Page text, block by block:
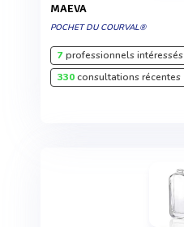
MAEVA
POCHET DU COURVAL®
7professionnels intéressés
330consultations récentes